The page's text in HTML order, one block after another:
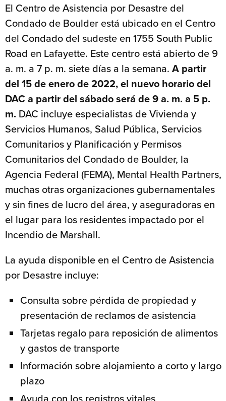
El Centro de Asistencia por Desastre del
Condado de Boulder está ubicado en el Centro
del Condado del sudeste en 1755 South Public
Road en Lafayette. Este centro está abierto de 9
a. m. a 7 p. m. siete días a la semana. A partir
del 15 de enero de 2022, el nuevo horario del
DAC a partir del sábado será de 9 a. m. a 5 p.
m. DAC incluye especialistas de Vivienda y
Servicios Humanos, Salud Pública, Servicios
Comunitarios y Planificación y Permisos
Comunitarios del Condado de Boulder, la
Agencia Federal (FEMA), Mental Health Partners,
muchas otras organizaciones gubernamentales
y sin fines de lucro del área, y aseguradoras en
el lugar para los residentes impactado por el
Incendio de Marshall.
La ayuda disponible en el Centro de Asistencia
por Desastre incluye:
Consulta sobre pérdida de propiedad y
presentación de reclamos de asistencia
Tarjetas regalo para reposición de alimentos
y gastos de transporte
Información sobre alojamiento a corto y largo
plazo